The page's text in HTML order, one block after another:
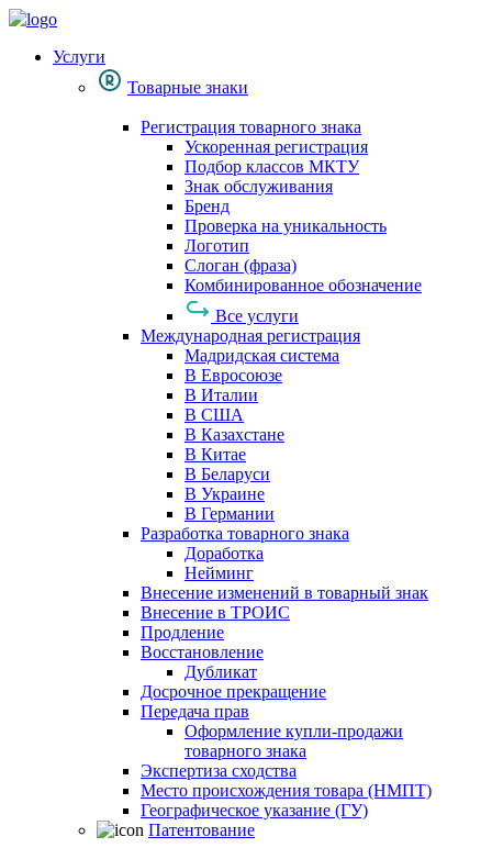
Услуги
Товарные знаки
Регистрация товарного знака
Ускоренная регистрация
Подбор классов МКТУ
Знак обслуживания
Бренд
Проверка на уникальность
Логотип
Слоган (фраза)
Комбинированное обозначение
Все услуги
Международная регистрация
Мадридская система
В Евросоюзе
В Италии
В США
В Казахстане
В Китае
В Беларуси
В Украине
В Германии
Разработка товарного знака
Доработка
Нейминг
Внесение изменений в товарный знак
Внесение в ТРОИС
Продление
Восстановление
Дубликат
Досрочное прекращение
Передача прав
Оформление купли-продажи
товарного знака
Экспертиза сходства
Место происхождения товара (НМПТ)
Географическое указание (ГУ)
Патентование